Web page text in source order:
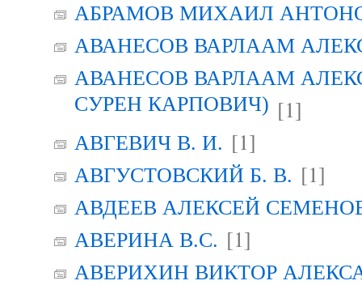
АБРАМОВ МИХАИЛ
АВАНЕСОВ ВАРЛААМ
АВАНЕСОВ ВАРЛААМ
СУРЕН КАРПОВИЧ) [1]
АВГЕВИЧ В. И. [1]
АВГУСТОВСКИЙ Б. В. [1]
АВДЕЕВ АЛЕКСЕЙ
АВЕРИНА B.C. [1]
АВЕРИХИН ВИКТОР